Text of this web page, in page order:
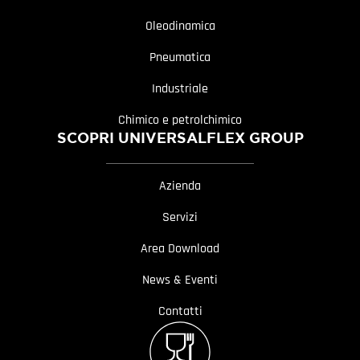
Oleodinamica
Pneumatica
Industriale
Chimico e petrolchimico
SCOPRI UNIVERSALFLEX GROUP
Azienda
Servizi
Area Download
News & Eventi
Contatti